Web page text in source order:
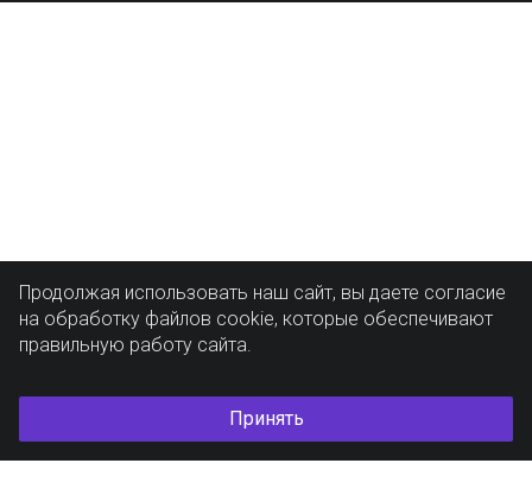
Продолжая использовать наш сайт, вы даете согласие
на обработку файлов cookie, которые обеспечивают
правильную работу сайта.
Принять